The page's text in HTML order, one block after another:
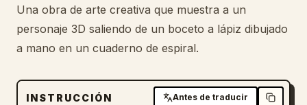
Prompts
Una obra de arte creativa que muestra a un
personaje 3D saliendo de un boceto a lápiz dibujado
a mano en un cuaderno de espiral.
INSTRUCCIÓN Antes de traducir